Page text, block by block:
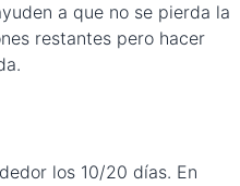
a que no se pierda la
restantes pero hacer
los 10/20 días. En